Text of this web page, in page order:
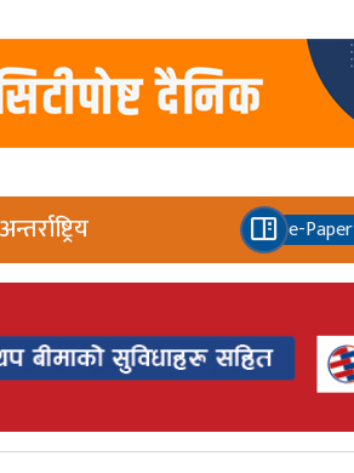
अन्तर्राष्ट्रिय e-Paper